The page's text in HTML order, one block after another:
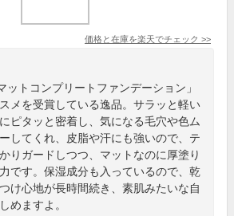
価格と在庫を楽天でチェック >>
ットコンプリートファンデーション」
メを受賞している逸品。サラッと軽い
ピタッと密着し、気になる毛穴や色ム
してくれ、皮脂や汗にも強いので、テ
りガードしつつ、マットなのに厚塗り
です。保湿成分も入っているので、乾
け心地が長時間続き、素肌みたいな自
めますよ。